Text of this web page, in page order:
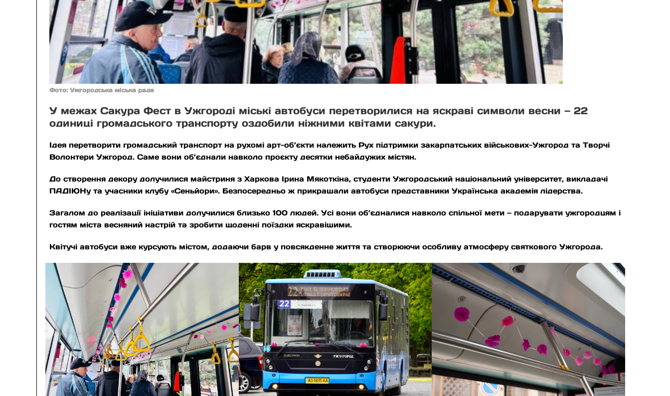
Фото: Ужгородська міська рада
У межах Сакура Фест в Ужгороді міські автобуси перетворилися на яскраві символи весни — 22
одиниці громадського транспорту оздобили ніжними квітами сакури.
Ідея перетворити громадський транспорт на рухомі арт-об’єкти належить Рух підтримки закарпатських військових-Ужгород та Творчі
Волонтери Ужгород. Саме вони об’єднали навколо проєкту десятки небайдужих містян.
До створення декору долучилися майстриня з Харкова Ірина Мякоткіна, студенти Ужгородський національний університет, викладачі
ПАДІЮНу та учасники клубу «Сеньйори». Безпосередньо ж прикрашали автобуси представники Українська академія лідерства.
Загалом до реалізації ініціативи долучилися близько 100 людей. Усі вони об’єдналися навколо спільної мети — подарувати ужгородцям і
гостям міста весняний настрій та зробити щоденні поїздки яскравішими.
Квітучі автобуси вже курсують містом, додаючи барв у повсякденне життя та створюючи особливу атмосферу святкового Ужгорода.